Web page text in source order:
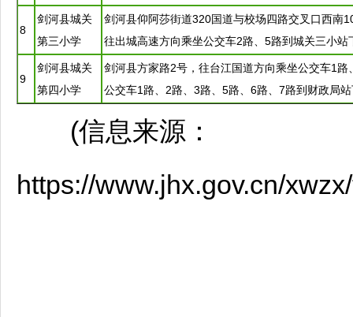
8
剑河县城关
第三小学
剑河县仰阿莎街道320国道与校场四路交叉口西南
往出城高速方向乘坐公交车2路、5路到城关三小站
9
剑河县城关
第四小学
剑河县方家路2号，往台江国道方向乘坐公交车1
公交车1路、2路、3路、5路、6路、7路到财政局
(信息来源：
https://www.jhx.gov.cn/